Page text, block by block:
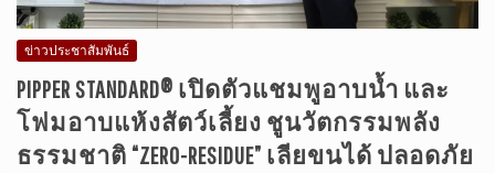
ข่าวประชาสัมพันธ์
PIPPER STANDARD® เปิดตัวแชมพูอาบน้ำ และ
โฟมอาบแห้งสัตว์เลี้ยง ชูนวัตกรรมพลัง
ธรรมชาติ “ZERO-RESIDUE” เลียขนได้ ปลอดภัย